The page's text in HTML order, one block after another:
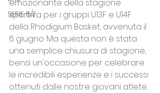
SERIE B/F
emozionante della stagione
sportiva per i gruppi U13F e U14F
della Rhodigium Basket, avvenuta il
6 giugno. Ma questa non è stata
una semplice chiusura di stagione,
bensì un'occasione per celebrare
le incredibili esperienze e i successi
ottenuti dalle nostre giovani atlete.